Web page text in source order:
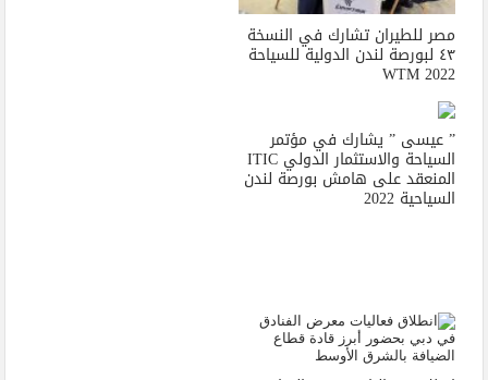
مصر للطيران تشارك في النسخة
٤٣ لبورصة لندن الدولية للسياحة
WTM 2022
” عيسى ” يشارك في مؤتمر
السياحة والاستثمار الدولي ITIC
المنعقد على هامش بورصة لندن
السياحية 2022